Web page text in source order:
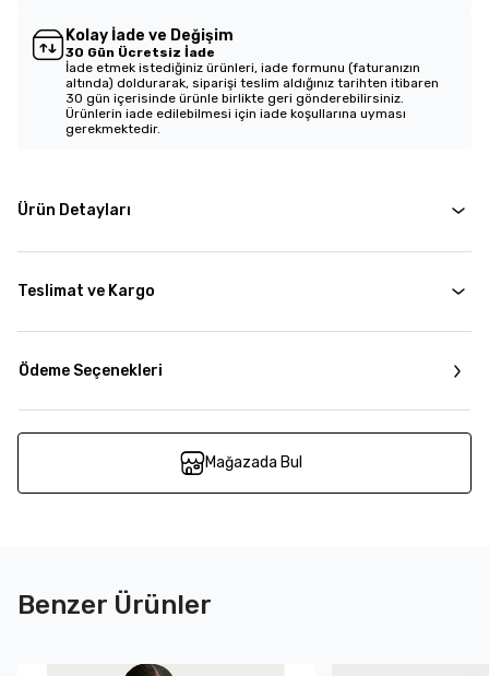
Kolay İade ve Değişim
30 Gün Ücretsiz İade
İade etmek istediğiniz ürünleri, iade formunu (faturanızın
altında) doldurarak, siparişi teslim aldığınız tarihten itibaren
30 gün içerisinde ürünle birlikte geri gönderebilirsiniz.
Ürünlerin iade edilebilmesi için iade koşullarına uyması
gerekmektedir.
Ürün Detayları
Teslimat ve Kargo
Ödeme Seçenekleri
Mağazada Bul
Benzer Ürünler